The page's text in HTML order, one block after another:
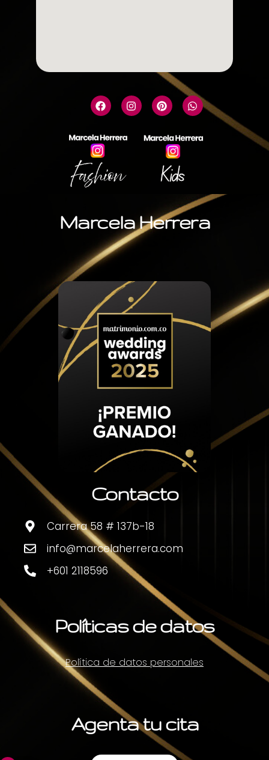
Marcela Herrera
Contacto
Carrera 58 # 137b-18
info@marcelaherrera.com
+601 2118596
Políticas de datos
Política de datos personales
Agenta tu cita